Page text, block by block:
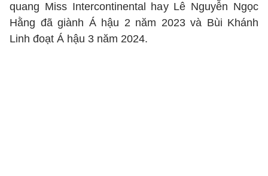
quang Miss Intercontinental hay Lê Nguyễn Ngọc
Hằng đã giành Á hậu 2 năm 2023 và Bùi Khánh
Linh đoạt Á hậu 3 năm 2024.